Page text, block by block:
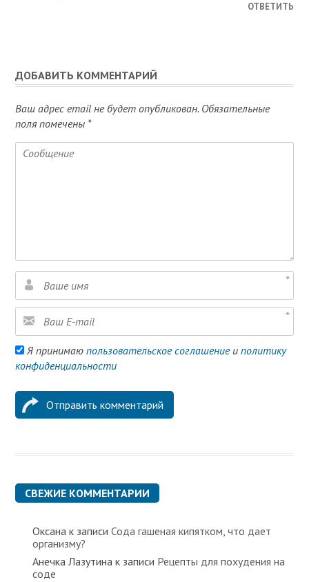
ОТВЕТИТЬ
ДОБАВИТЬ КОММЕНТАРИЙ
Ваш адрес email не будет опубликован. Обязательные
поля помечены *
Я принимаюпользовательское соглашениеиполитику
конфиденциальности
СВЕЖИЕ КОММЕНТАРИИ
Оксана к записиСода гашеная кипятком, что дает
организму?
Анечка Лазутина к записи Рецепты для похудения на
соде